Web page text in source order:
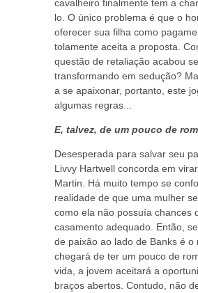
cavalheiro finalmente tem a
lo. O único problema é que o
oferecer sua filha como
tolamente aceita a proposta.
questão de retaliação acabou se
transformando em sedução?
a se apaixonar, portanto, este
algumas regras...
E, talvez, de um pouco de
Desesperada para salvar seu
Livvy Hartwell concorda em
Martin. Há muito tempo se
realidade de que uma mulher
como ela não possuía chances
casamento adequado. Então,
de paixão ao lado de Banks é o
chegará de ter um pouco de
vida, a jovem aceitará a
braços abertos. Contudo, não